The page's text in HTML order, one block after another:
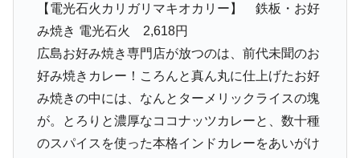
【電光石火カリガリマキオカリー】 鉄板・お好
み焼き 電光石火 2,618円
広島お好み焼き専門店が放つのは、前代未聞のお
好み焼きカレー！ころんと真ん丸に仕上げたお好
み焼きの中には、なんとターメリックライスの塊
が。とろりと濃厚なココナッツカレーと、数十種
のスパイスを使った本格インドカレーをあいがけ